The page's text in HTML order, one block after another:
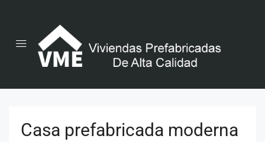
Casa prefabricada moderna